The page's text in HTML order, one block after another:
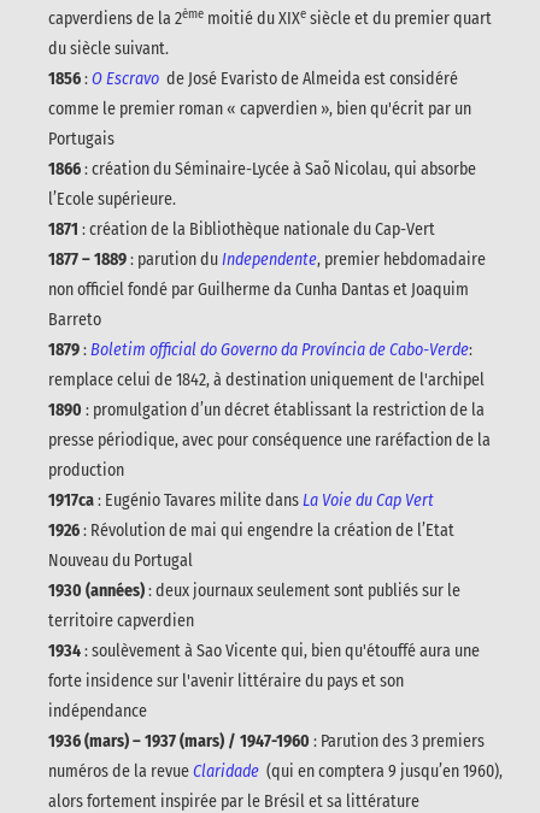
capverdiens de la 2ème moitié du XIXe siècle et du premier quart
du siècle suivant.
1856:O Escravo de José Evaristo de Almeida est considéré
comme le premier roman « capverdien », bien qu'écrit par un
Portugais
1866: création du Séminaire-Lycée à Saõ Nicolau, qui absorbe
l’Ecole supérieure.
1871 : création de la Bibliothèque nationale du Cap-Vert
1877 – 1889: parution duIndependente, premier hebdomadaire
non officiel fondé par Guilherme da Cunha Dantas et Joaquim
Barreto
1879:Boletim official do Governo da Província de Cabo-Verde:
remplace celui de 1842, à destination uniquement de l'archipel
1890 : promulgation d’un décret établissant la restriction de la
presse périodique, avec pour conséquence une raréfaction de la
production
1917ca: Eugénio Tavares milite dansLa Voie du Cap Vert
1926: Révolution de mai qui engendre la création de l’Etat
Nouveau du Portugal
1930 (années): deux journaux seulement sont publiés sur le
territoire capverdien
1934: soulèvement à Sao Vicente qui, bien qu'étouffé aura une
forte insidence sur l'avenir littéraire du pays et son
indépendance
1936 (mars) – 1937 (mars) / 1947-1960 : Parution des 3 premiers
numéros de la revueClaridade (qui en comptera 9 jusqu’en 1960),
alors fortement inspirée par le Brésil et sa littérature